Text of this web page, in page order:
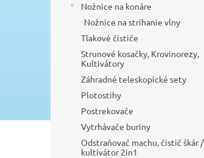
Nožnice na konáre
Nožnice na strihanie vlny
Tlakové čističe
Strunové kosačky, Krovinorezy,
Kultivátory
Záhradné teleskopické sety
Plotostihy
Postrekovače
Vytrhávače buriny
Odstraňovač machu, čistič škár /
kultivátor 2in1